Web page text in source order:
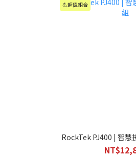
💪超值組合
RockTek PJ400 | 智慧